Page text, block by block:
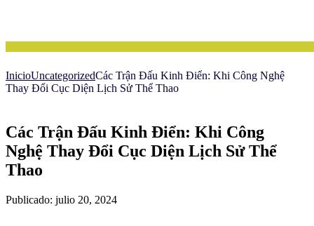
InicioUncategorizedCác Trận Đấu Kinh Điển: Khi Công Nghệ
Thay Đổi Cục Diện Lịch Sử Thể Thao
Các Trận Đấu Kinh Điển: Khi Công
Nghệ Thay Đổi Cục Diện Lịch Sử Thể
Thao
Publicado: julio 20, 2024